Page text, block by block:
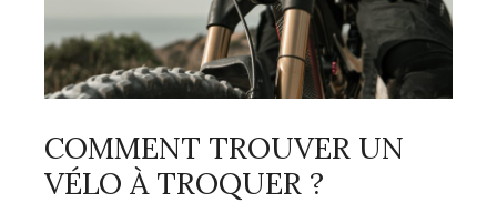
COMMENT TROUVER UN
VÉLO À TROQUER ?